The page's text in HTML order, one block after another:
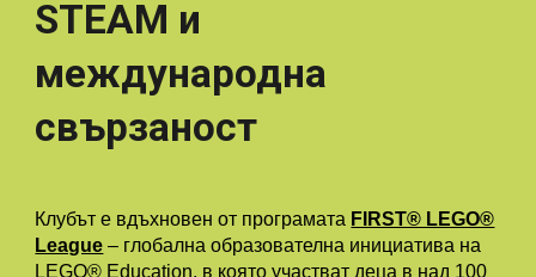
STEAM и
международна
свързаност
Клубът е вдъхновен от програмата FIRST® LEGO®
League – глобална образователна инициатива на
LEGO® Education, в която участват деца в над 100